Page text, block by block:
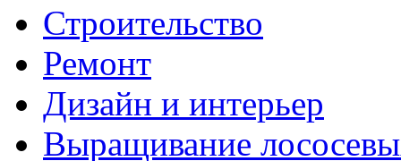
Строительство
Ремонт
Дизайн и интерьер
Выращивание